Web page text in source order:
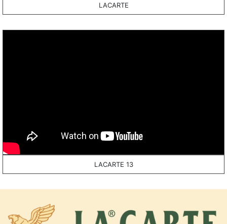
LACARTE
LACARTE 13